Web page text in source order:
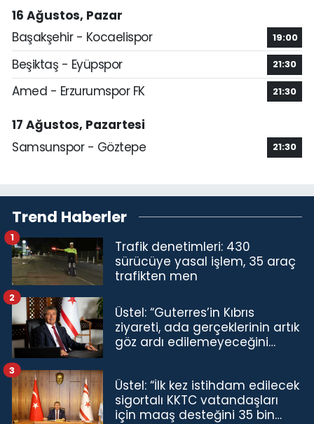
16 Ağustos, Pazar
Başakşehir - Kocaelispor
19:00
Beşiktaş - Eyüpspor 21:30
Amed - Erzurumspor FK 21:30
17 Ağustos, Pazartesi
Samsunspor - Göztepe
21:30
Trend Haberler
Trafik denetimleri: 430
sürücüye yasal işlem, 35 araç
trafikten men
1
Üstel: “Guterres’in Kıbrıs
ziyareti, ada gerçeklerinin artık
göz ardı edilemeyeceğini
2
Üstel: “İlk kez istihdam edilecek
sigortalı KKTC vatandaşları
için maaş desteğini 35 bin
3